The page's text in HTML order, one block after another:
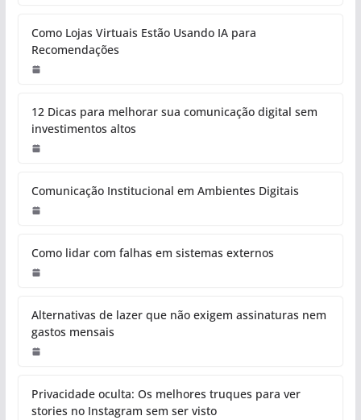
Como Lojas Virtuais Estão Usando IA para
Recomendações
12 Dicas para melhorar sua comunicação digital sem
investimentos altos
Comunicação Institucional em Ambientes Digitais
Como lidar com falhas em sistemas externos
Alternativas de lazer que não exigem assinaturas nem
gastos mensais
Privacidade oculta: Os melhores truques para ver
stories no Instagram sem ser visto